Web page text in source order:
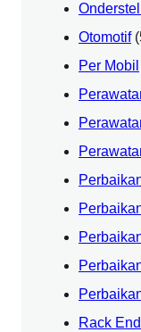
Onderstel
Otomotif
Per Mobil
Rack